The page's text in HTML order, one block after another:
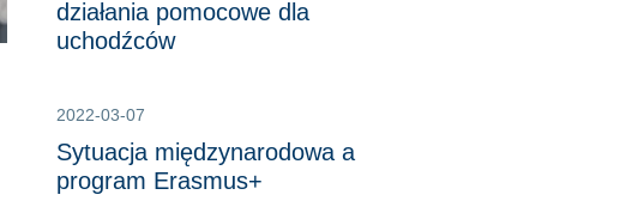
działania pomocowe dla
uchodźców
2022-03-07
Sytuacja międzynarodowa a
program Erasmus+